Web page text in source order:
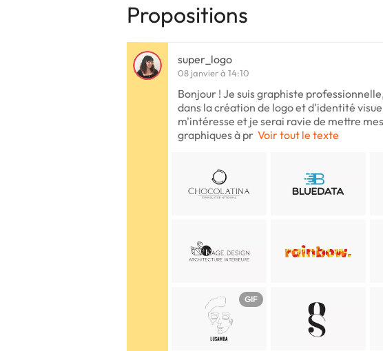
Propositions
super_logo
08 janvier à 14:10
Bonjour ! Je suis graphiste
dans la création de logo et d'identité
m'intéresse et je serai ravie de mettre
graphiques à pr Voir tout le texte
GIF